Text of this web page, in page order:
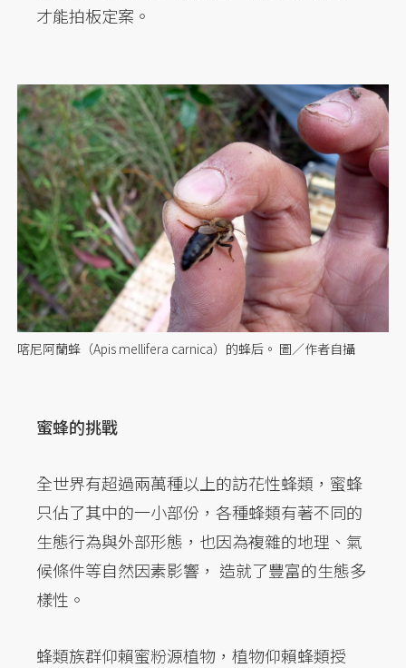
才能拍板定案。
喀尼阿蘭蜂（Apis mellifera carnica）的蜂后。 圖／作者自攝
蜜蜂的挑戰
全世界有超過兩萬種以上的訪花性蜂類，蜜蜂
只佔了其中的一小部份，各種蜂類有著不同的
生態行為與外部形態，也因為複雜的地理、氣
候條件等自然因素影響， 造就了豐富的生態多
樣性。
蜂類族群仰賴蜜粉源植物，植物仰賴蜂類授